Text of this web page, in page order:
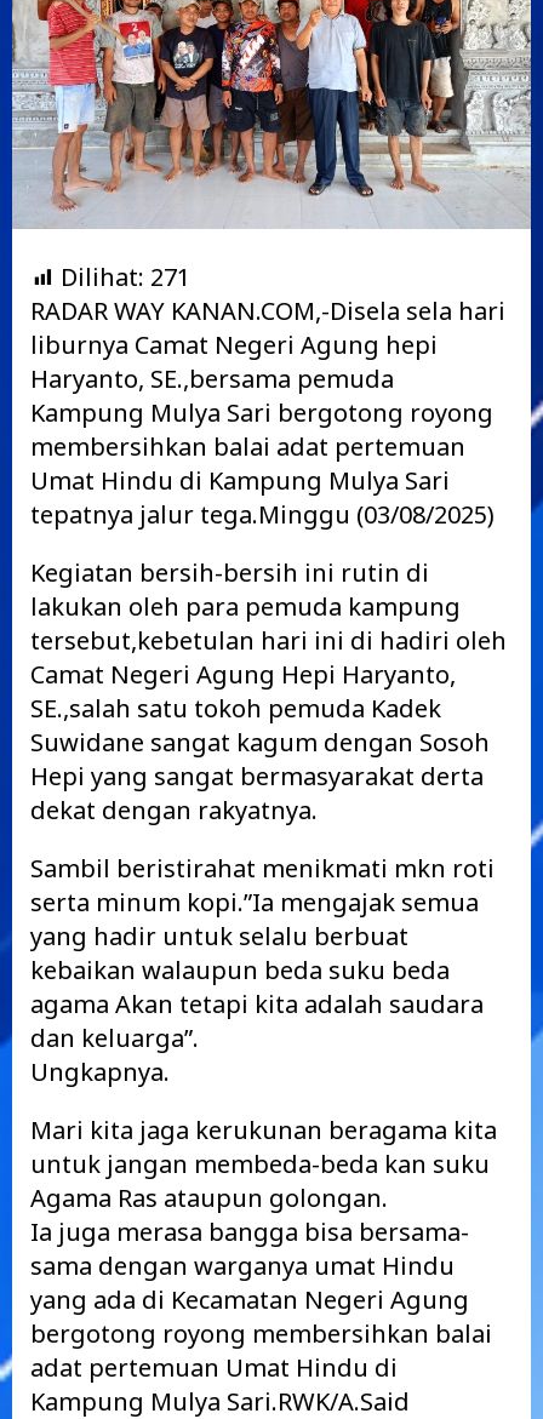
Dilihat: 271
RADAR WAY KANAN.COM,-Disela sela hari
liburnya Camat Negeri Agung hepi
Haryanto, SE.,bersama pemuda
Kampung Mulya Sari bergotong royong
membersihkan balai adat pertemuan
Umat Hindu di Kampung Mulya Sari
tepatnya jalur tega.Minggu (03/08/2025)
Kegiatan bersih-bersih ini rutin di
lakukan oleh para pemuda kampung
tersebut,kebetulan hari ini di hadiri oleh
Camat Negeri Agung Hepi Haryanto,
SE.,salah satu tokoh pemuda Kadek
Suwidane sangat kagum dengan Sosoh
Hepi yang sangat bermasyarakat derta
dekat dengan rakyatnya.
Sambil beristirahat menikmati mkn roti
serta minum kopi.”Ia mengajak semua
yang hadir untuk selalu berbuat
kebaikan walaupun beda suku beda
agama Akan tetapi kita adalah saudara
dan keluarga”.
Ungkapnya.
Mari kita jaga kerukunan beragama kita
untuk jangan membeda-beda kan suku
Agama Ras ataupun golongan.
Ia juga merasa bangga bisa bersama-
sama dengan warganya umat Hindu
yang ada di Kecamatan Negeri Agung
bergotong royong membersihkan balai
adat pertemuan Umat Hindu di
Kampung Mulya Sari.RWK/A.Said